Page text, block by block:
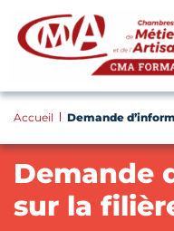
Accueil Demande
Demande
sur la